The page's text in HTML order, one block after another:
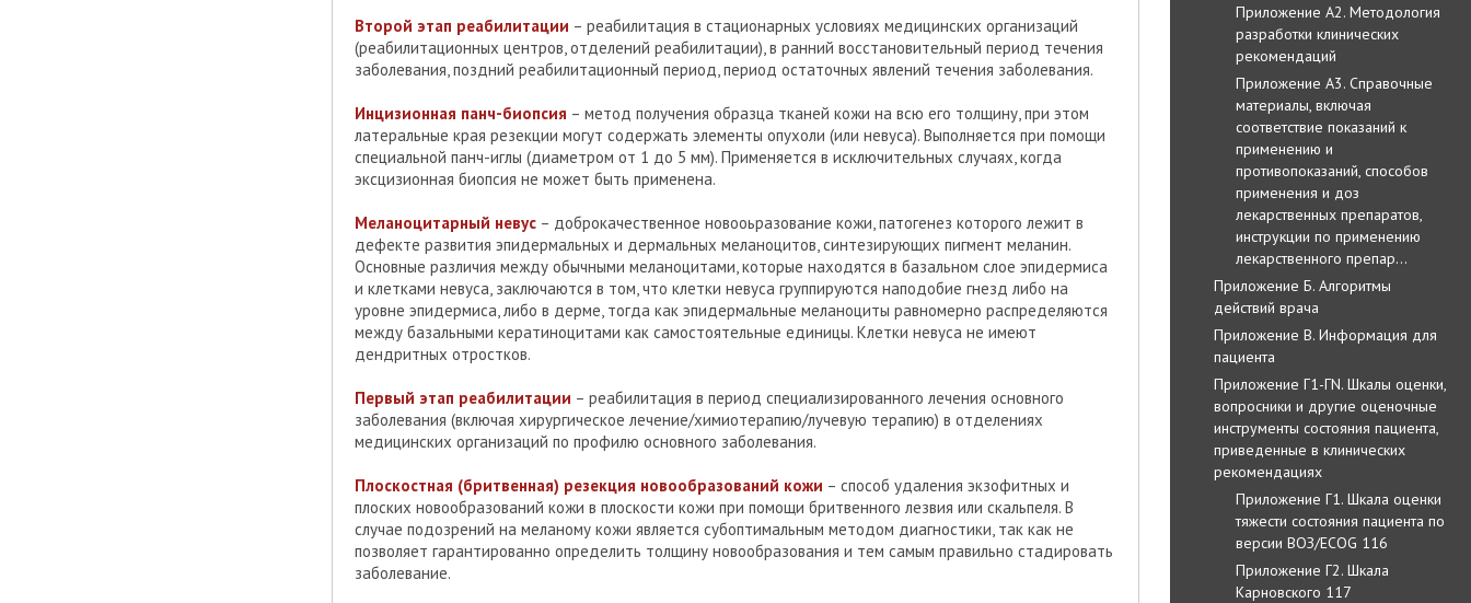
Приложение А2. Методология
разработки клинических
рекомендаций
Приложение А3. Справочные
материалы, включая
соответствие показаний к
применению и
противопоказаний, способов
применения и доз
лекарственных препаратов,
инструкции по применению
лекарственного препар…
Приложение Б. Алгоритмы
действий врача
Приложение В. Информация для
пациента
Приложение Г1-ГN. Шкалы оценки,
вопросники и другие оценочные
инструменты состояния пациента,
приведенные в клинических
рекомендациях
Приложение Г1. Шкала оценки
тяжести состояния пациента по
версии ВОЗ/ECOG 116
Приложение Г2. Шкала
Карновского 117
Второй этап реабилитации – реабилитация в стационарных условиях медицинских организаций
(реабилитационных центров, отделений реабилитации), в ранний восстановительный период течения
заболевания, поздний реабилитационный период, период остаточных явлений течения заболевания.
Инцизионная панч-биопсия – метод получения образца тканей кожи на всю его толщину, при этом
латеральные края резекции могут содержать элементы опухоли (или невуса). Выполняется при помощи
специальной панч-иглы (диаметром от 1 до 5 мм). Применяется в исключительных случаях, когда
эксцизионная биопсия не может быть применена.
Меланоцитарный невус – доброкачественное новооьразование кожи, патогенез которого лежит в
дефекте развития эпидермальных и дермальных меланоцитов, синтезирующих пигмент меланин.
Основные различия между обычными меланоцитами, которые находятся в базальном слое эпидермиса
и клетками невуса, заключаются в том, что клетки невуса группируются наподобие гнезд либо на
уровне эпидермиса, либо в дерме, тогда как эпидермальные меланоциты равномерно распределяются
между базальными кератиноцитами как самостоятельные единицы. Клетки невуса не имеют
дендритных отростков.
Первый этап реабилитации – реабилитация в период специализированного лечения основного
заболевания (включая хирургическое лечение/химиотерапию/лучевую терапию) в отделениях
медицинских организаций по профилю основного заболевания.
Плоскостная (бритвенная) резекция новообразований кожи – способ удаления экзофитных и
плоских новообразований кожи в плоскости кожи при помощи бритвенного лезвия или скальпеля. В
случае подозрений на меланому кожи является субоптимальным методом диагностики, так как не
позволяет гарантированно определить толщину новообразования и тем самым правильно стадировать
заболевание.